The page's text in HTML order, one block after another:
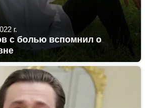
г.
с болью вспомнил о